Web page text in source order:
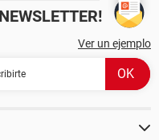
Ver un ejemplo